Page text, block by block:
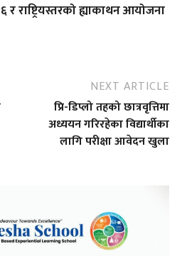
राष्ट्रियस्तरको ह्याकाथन आयोजना
NEXT ARTICLE
प्रि-डिप्लो तहको छात्रवृत्तिमा
अध्ययन गरिरहेका विद्यार्थीका
लागि परीक्षा आवेदन खुला